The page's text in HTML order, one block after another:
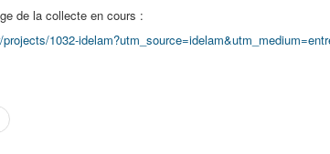
de la collecte en cours :
1032-